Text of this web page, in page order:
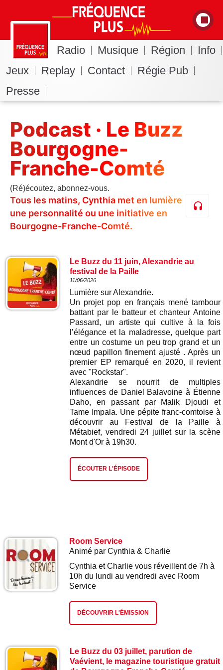
Radio Musique Région
Info
Jeux
Replay Contact
Régie Pub
Presse
Podcast · Le Buzz
Bourgogne-
Franche-Comté
(Ré)écoutez, abonnez-vous.
Tous les matins, Cynthia met en lumière
une personnalité ou une initiative en
Bourgogne-Franche-Comté.
Le Buzz du 11 juin, Alexandrie au
festival de la Paille
11/06/2026
Lumière sur Alexandrie.
Un projet pop en français mené tambour
battant par le batteur et chanteur Antoine
Passard, un artiste qui cultive à la fois
l’élégance et la maladresse, quelque part
entre un costume un peu trop grand et un
nœud papillon finement ajusté . Après un
premier EP remarqué en 2020, il revient
avec "Rockstar".
Alexandrie se nourrit de multiples
influences de Daniel Balavoine à Étienne
Daho, en passant par Malik Djoudi et
Tame Impala. Une pépite franc-comtoise à
découvrir au Festival de la Paille à
Métabief, vendredi 24 juillet sur la scène
Mont d'Or à 19h30.
ÉCOUTER L'ÉPISODE
Room Service
Animé par Cynthia & Charlie
Cynthia et Charlie vous réveillent de 7h à
10h du lundi au vendredi avec Room
Service
DÉCOUVRIR L'ÉMISSION
Le Buzz du 03 juillet, parution de
Vaévient, le magazine touristique gratuit